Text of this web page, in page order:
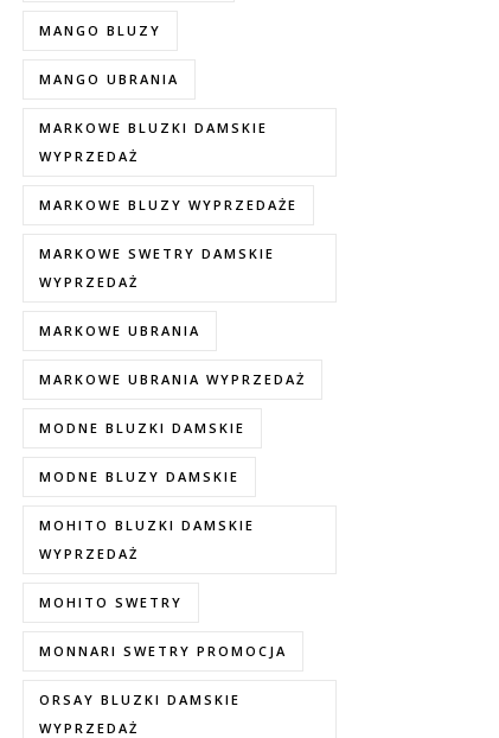
MANGO BLUZY
MANGO UBRANIA
MARKOWE BLUZKI DAMSKIE
WYPRZEDAŻ
MARKOWE BLUZY WYPRZEDAŻE
MARKOWE SWETRY DAMSKIE
WYPRZEDAŻ
MARKOWE UBRANIA
MARKOWE UBRANIA WYPRZEDAŻ
MODNE BLUZKI DAMSKIE
MODNE BLUZY DAMSKIE
MOHITO BLUZKI DAMSKIE
WYPRZEDAŻ
MOHITO SWETRY
MONNARI SWETRY PROMOCJA
ORSAY BLUZKI DAMSKIE
WYPRZEDAŻ